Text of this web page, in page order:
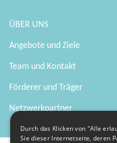
ÜBER UNS
Angebote und Ziele
Team und Kontakt
Förderer und Träger
Netzwerkpartner
Durch das Klicken von "Alle
Sie dieser Internetseite, deren